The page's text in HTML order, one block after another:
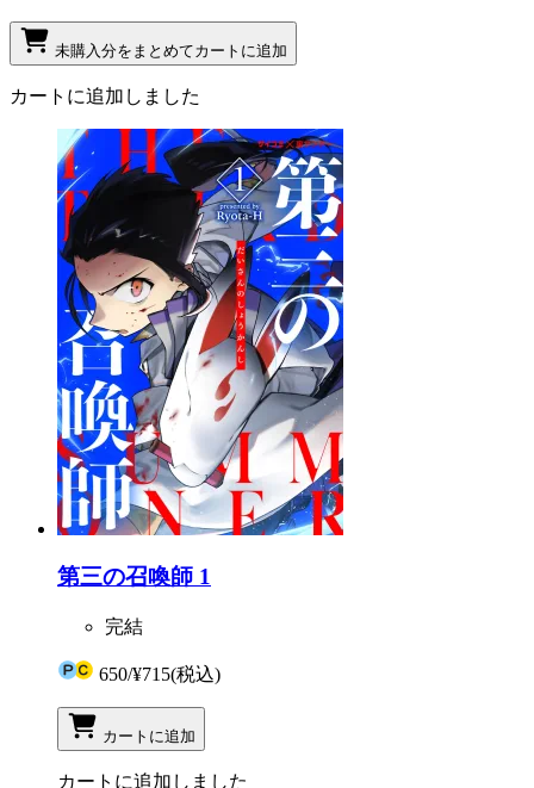
未購入分をまとめてカートに追加
カートに追加しました
第三の召喚師 1
完結
650/¥715(税込)
カートに追加
カートに追加しました